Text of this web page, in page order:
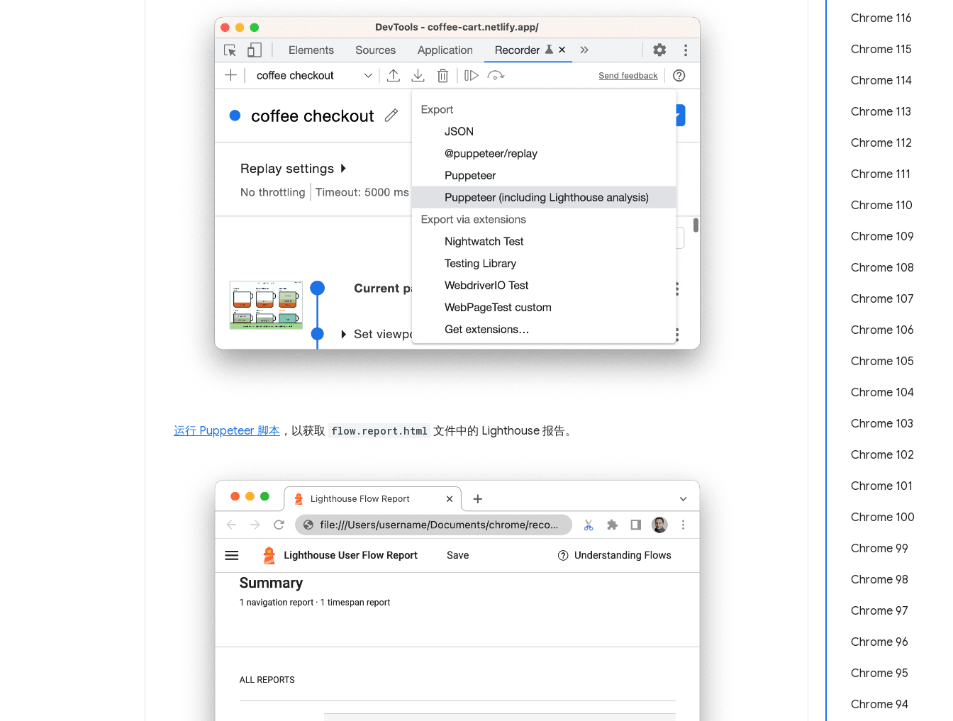
Chrome 116
Chrome 115
Chrome 114
Chrome 113
Chrome 112
Chrome 111
Chrome 110
Chrome 109
Chrome 108
Chrome 107
Chrome 106
Chrome 105
Chrome 104
Chrome 103
Chrome 102
Chrome 101
Chrome 100
Chrome 99
Chrome 98
Chrome 97
Chrome 96
Chrome 95
Chrome 94
运行 Puppeteer 脚本 ，以获取 flow.report.html 文件中的 Lighthouse 报告。